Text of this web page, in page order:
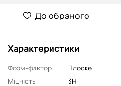
До обраного
Характеристики
Форм-фактор
Плоске
Міцність
3H